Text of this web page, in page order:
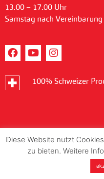
13.00 – 17.00 Uhr
Samstag nach Vereinbarung
100% Schweizer
Diese Website nutzt
zu bieten. Weitere